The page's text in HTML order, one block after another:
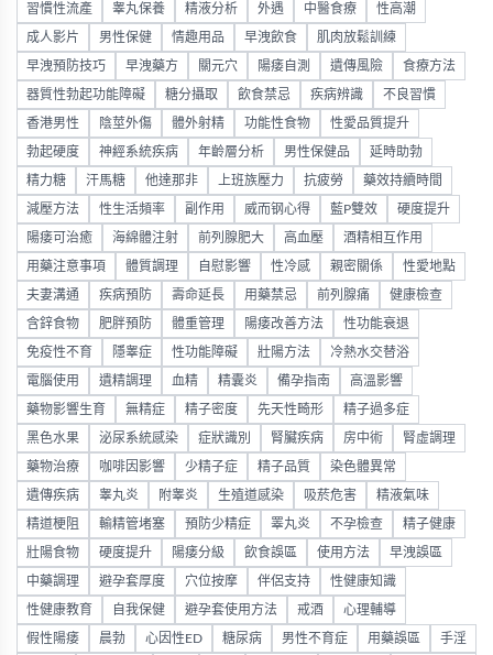
習慣性流產 睾丸保養 精液分析 外遇 中醫食療 性高潮
成人影片 男性保健 情趣用品 早洩飲食 肌肉放鬆訓練
早洩預防技巧 早洩藥方 關元穴 陽痿自測 遺傳風險 食療方法
器質性勃起功能障礙 糖分攝取 飲食禁忌 疾病辨識 不良習慣
香港男性 陰莖外傷 體外射精 功能性食物 性愛品質提升
勃起硬度 神經系統疾病 年齡層分析 男性保健品 延時助勃
精力糖 汗馬糖 他達那非 上班族壓力 抗疲勞 藥效持續時間
減壓方法 性生活頻率 副作用 威而钢心得 藍P雙效 硬度提升
陽痿可治癒 海綿體注射 前列腺肥大 高血壓 酒精相互作用
用藥注意事項 體質調理 自慰影響 性冷感 親密關係 性愛地點
夫妻溝通 疾病預防 壽命延長 用藥禁忌 前列腺痛 健康檢查
含鋅食物 肥胖預防 體重管理 陽痿改善方法 性功能衰退
免疫性不育 隱睾症 性功能障礙 壯陽方法 冷熱水交替浴
電腦使用 遺精調理 血精 精囊炎 備孕指南 高溫影響
藥物影響生育 無精症 精子密度 先天性畸形 精子過多症
黑色水果 泌尿系統感染 症狀識別 腎臟疾病 房中術 腎虛調理
藥物治療 咖啡因影響 少精子症 精子品質 染色體異常
遺傳疾病 睾丸炎 附睾炎 生殖道感染 吸菸危害 精液氣味
精道梗阻 輸精管堵塞 預防少精症 睪丸炎 不孕檢查 精子健康
壯陽食物 硬度提升 陽痿分級 飲食誤區 使用方法 早洩誤區
中藥調理 避孕套厚度 穴位按摩 伴侶支持 性健康知識
性健康教育 自我保健 避孕套使用方法 戒酒 心理輔導
假性陽痿 晨勃 心因性ED 糖尿病 男性不育症 用藥誤區 手淫